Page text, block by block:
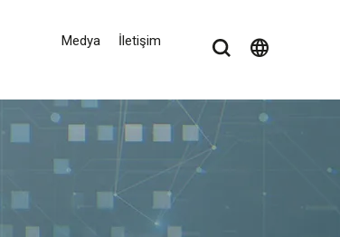
Medya İletişim language